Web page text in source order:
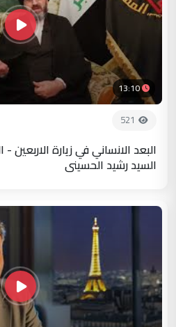
13:10
521
البعد الانساني في زيارة الاربعين
السيد رشيد الحسيني